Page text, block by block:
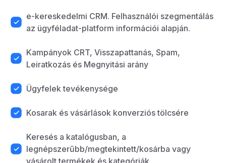
e-kereskedelmi CRM. Felhasználói szegmentálás
az ügyféladat-platform információi alapján.
Kampányok CRT, Visszapattanás, Spam,
Leiratkozás és Megnyitási arány
Ügyfelek tevékenysége
Kosarak és vásárlások konverziós tölcsére
Keresés a katalógusban, a
legnépszerűbb/megtekintett/kosárba vagy
vásárolt termékek és kategóriák